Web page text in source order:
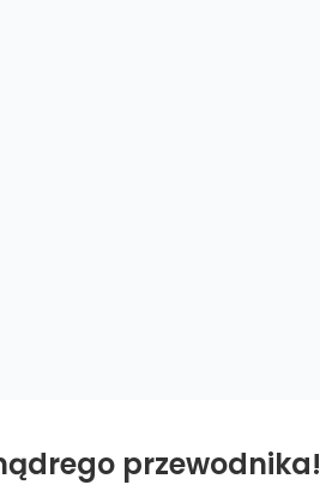
przewodnika!